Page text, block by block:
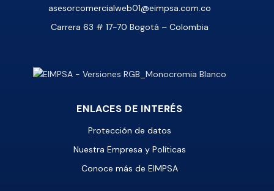
asesorcomercialweb01@eimpsa.com.co
Carrera 63 # 17-70 Bogotá – Colombia
ENLACES DE INTERÉS
Protección de datos
Nuestra Empresa y Políticas
Conoce más de EIMPSA